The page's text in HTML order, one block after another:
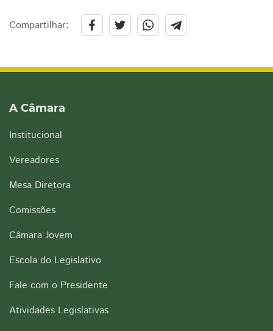
Compartilhar:
A Câmara
Institucional
Vereadores
Mesa Diretora
Comissões
Câmara Jovem
Escola do Legislativo
Fale com o Presidente
Atividades Legislativas